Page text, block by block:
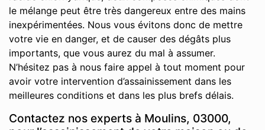
le mélange peut être très dangereux entre des mains
inexpérimentées. Nous vous évitons donc de mettre
votre vie en danger, et de causer des dégâts plus
importants, que vous aurez du mal à assumer.
N’hésitez pas à nous faire appel à tout moment pour
avoir votre intervention d’assainissement dans les
meilleures conditions et dans les plus brefs délais.
Contactez nos experts à Moulins, 03000,